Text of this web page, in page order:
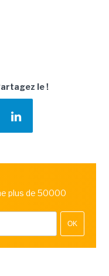
le !
plus de 50000
OK